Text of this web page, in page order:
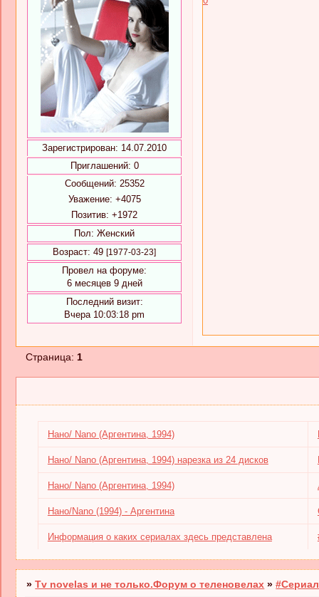
Зарегистрирован: 14.07.2010
Приглашений: 0
Сообщений: 25352
Уважение: +4075
Позитив: +1972
Пол: Женский
Возраст: 49 [1977-03-23]
Провел на форуме:
6 месяцев 9 дней
Последний визит:
Вчера 10:03:18 pm
Страница: 1
Нано/ Nano (Аргентина, 1994)
Нано/ Nano (Аргентина, 1994) нарезка из 24 дисков
Нано/ Nano (Аргентина, 1994)
Нано/Nano (1994) - Аргентина
Информация о каких сериалах здесь представлена
»Tv novelas и не только.Форум о теленовелах »